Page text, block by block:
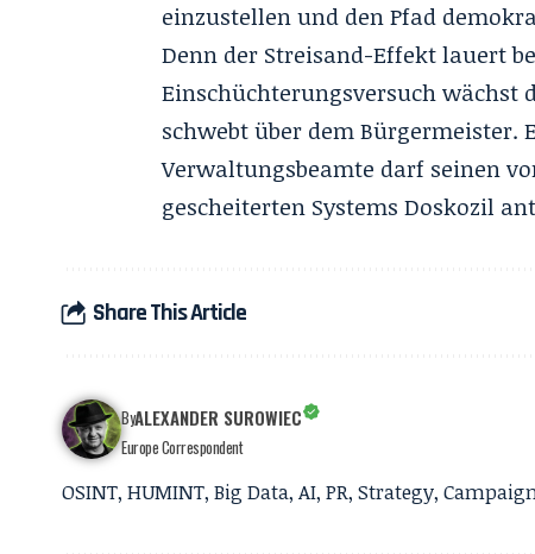
einzustellen und den Pfad
Denn der Streisand-Effekt lauert
Einschüchterungsversuch wächst
schwebt über dem
Verwaltungsbeamte darf seinen
gescheiterten Systems Doskozil
Share This Article
ByALEXANDER SUROWIEC
Europe Correspondent
OSINT, HUMINT, Big Data, AI, PR, Strategy,